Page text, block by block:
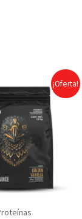
¡Oferta!